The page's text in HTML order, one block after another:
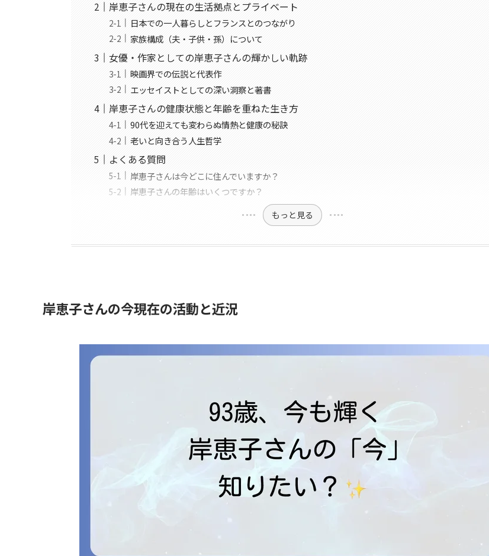
岸恵子さんの現在の生活拠点とプライベート
日本での一人暮らしとフランスとのつながり
家族構成（夫・子供・孫）について
女優・作家としての岸恵子さんの輝かしい軌跡
映画界での伝説と代表作
エッセイストとしての深い洞察と著書
岸恵子さんの健康状態と年齢を重ねた生き方
90代を迎えても変わらぬ情熱と健康の秘訣
老いと向き合う人生哲学
よくある質問
岸恵子さんは今どこに住んでいますか？
岸恵子さんの年齢はいくつですか？
もっと見る
岸恵子さんの今現在の活動と近況